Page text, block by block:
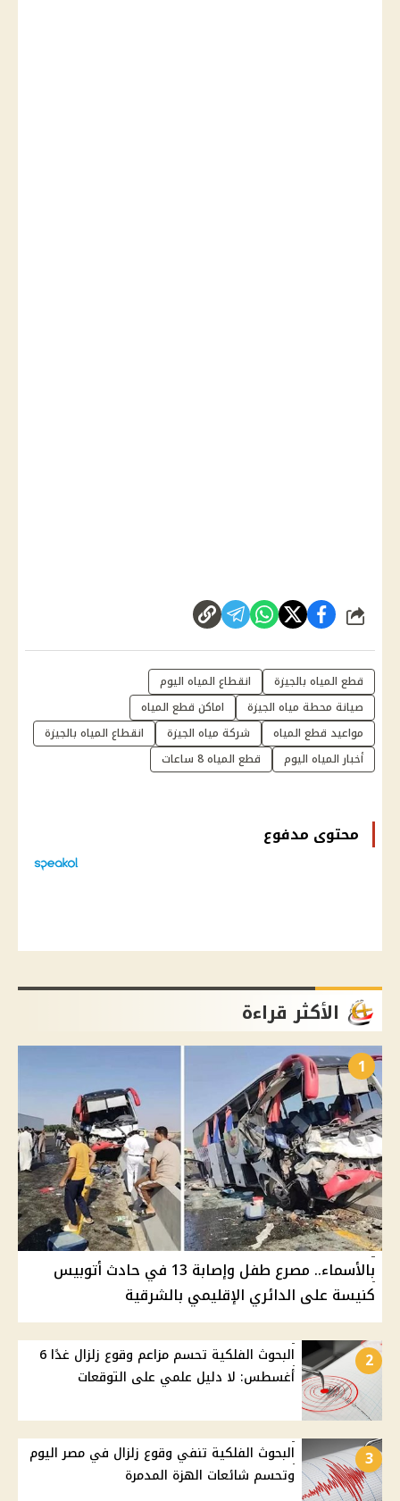
شارك
قطع المياه بالجيزة
انقطاع المياه اليوم
صيانة محطة مياه الجيزة
اماكن قطع المياه
مواعيد قطع المياه
شركة مياه الجيزة
انقطاع المياه بالجيزة
أخبار المياه اليوم
قطع المياه 8 ساعات
محتوى مدفوع
الأكثر قراءة
1
بالأسماء.. مصرع طفل وإصابة 13 في حادث أتوبيس
كنيسة على الدائري الإقليمي بالشرقية
2
البحوث الفلكية تحسم مزاعم وقوع زلزال غدًا 6
أغسطس: لا دليل علمي على التوقعات
3
البحوث الفلكية تنفي وقوع زلزال في مصر اليوم
وتحسم شائعات الهزة المدمرة